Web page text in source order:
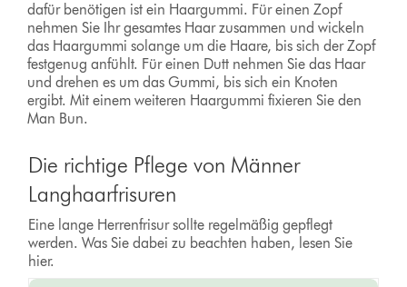
dafür benötigen ist ein Haargummi. Für einen Zopf
nehmen Sie Ihr gesamtes Haar zusammen und wickeln
das Haargummi solange um die Haare, bis sich der Zopf
festgenug anfühlt. Für einen Dutt nehmen Sie das Haar
und drehen es um das Gummi, bis sich ein Knoten
ergibt. Mit einem weiteren Haargummi fixieren Sie den
Man Bun.
Die richtige Pflege von Männer
Langhaarfrisuren
Eine lange Herrenfrisur sollte regelmäßig gepflegt
werden. Was Sie dabei zu beachten haben, lesen Sie
hier.